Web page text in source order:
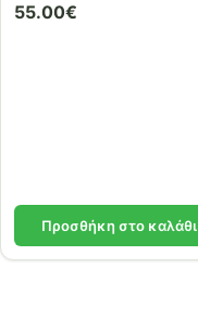
55.00€
Προσθήκη στο καλάθι